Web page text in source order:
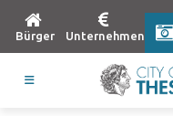
Bürger Unternehmen